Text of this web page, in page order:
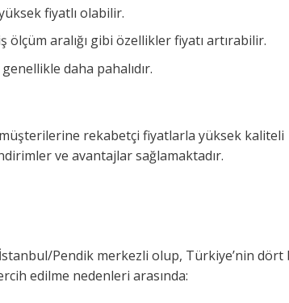
fiyatlı olabilir.
aralığı gibi özellikler fiyatı artırabilir.
daha pahalıdır.
müşterilerine rekabetçi fiyatlarla yüksek kaliteli
ve avantajlar sağlamaktadır.
İstanbul/Pendik merkezli olup, Türkiye’nin dört
edilme nedenleri arasında: